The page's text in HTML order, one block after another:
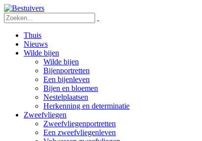
Thuis
Nieuws
Wilde bijen
Wilde bijen
Bijenportretten
Een bijenleven
Bijen en bloemen
Nestelplaatsen
Herkenning en determinatie
Zweefvliegen
Zweefvliegenportretten
Een zweefvliegenleven